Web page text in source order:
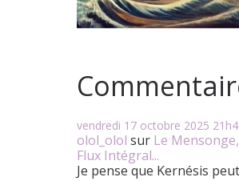
vendredi 17 octobre 2025
olol_olol sur Le
Flux Intégral...
Je pense que Kernésis